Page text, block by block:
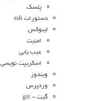
پلسک
دستورات ssh
لینوکس
امنیت
عیب یابی
اسکریپت نویسی
ویندوز
وردپرس
گیت - git